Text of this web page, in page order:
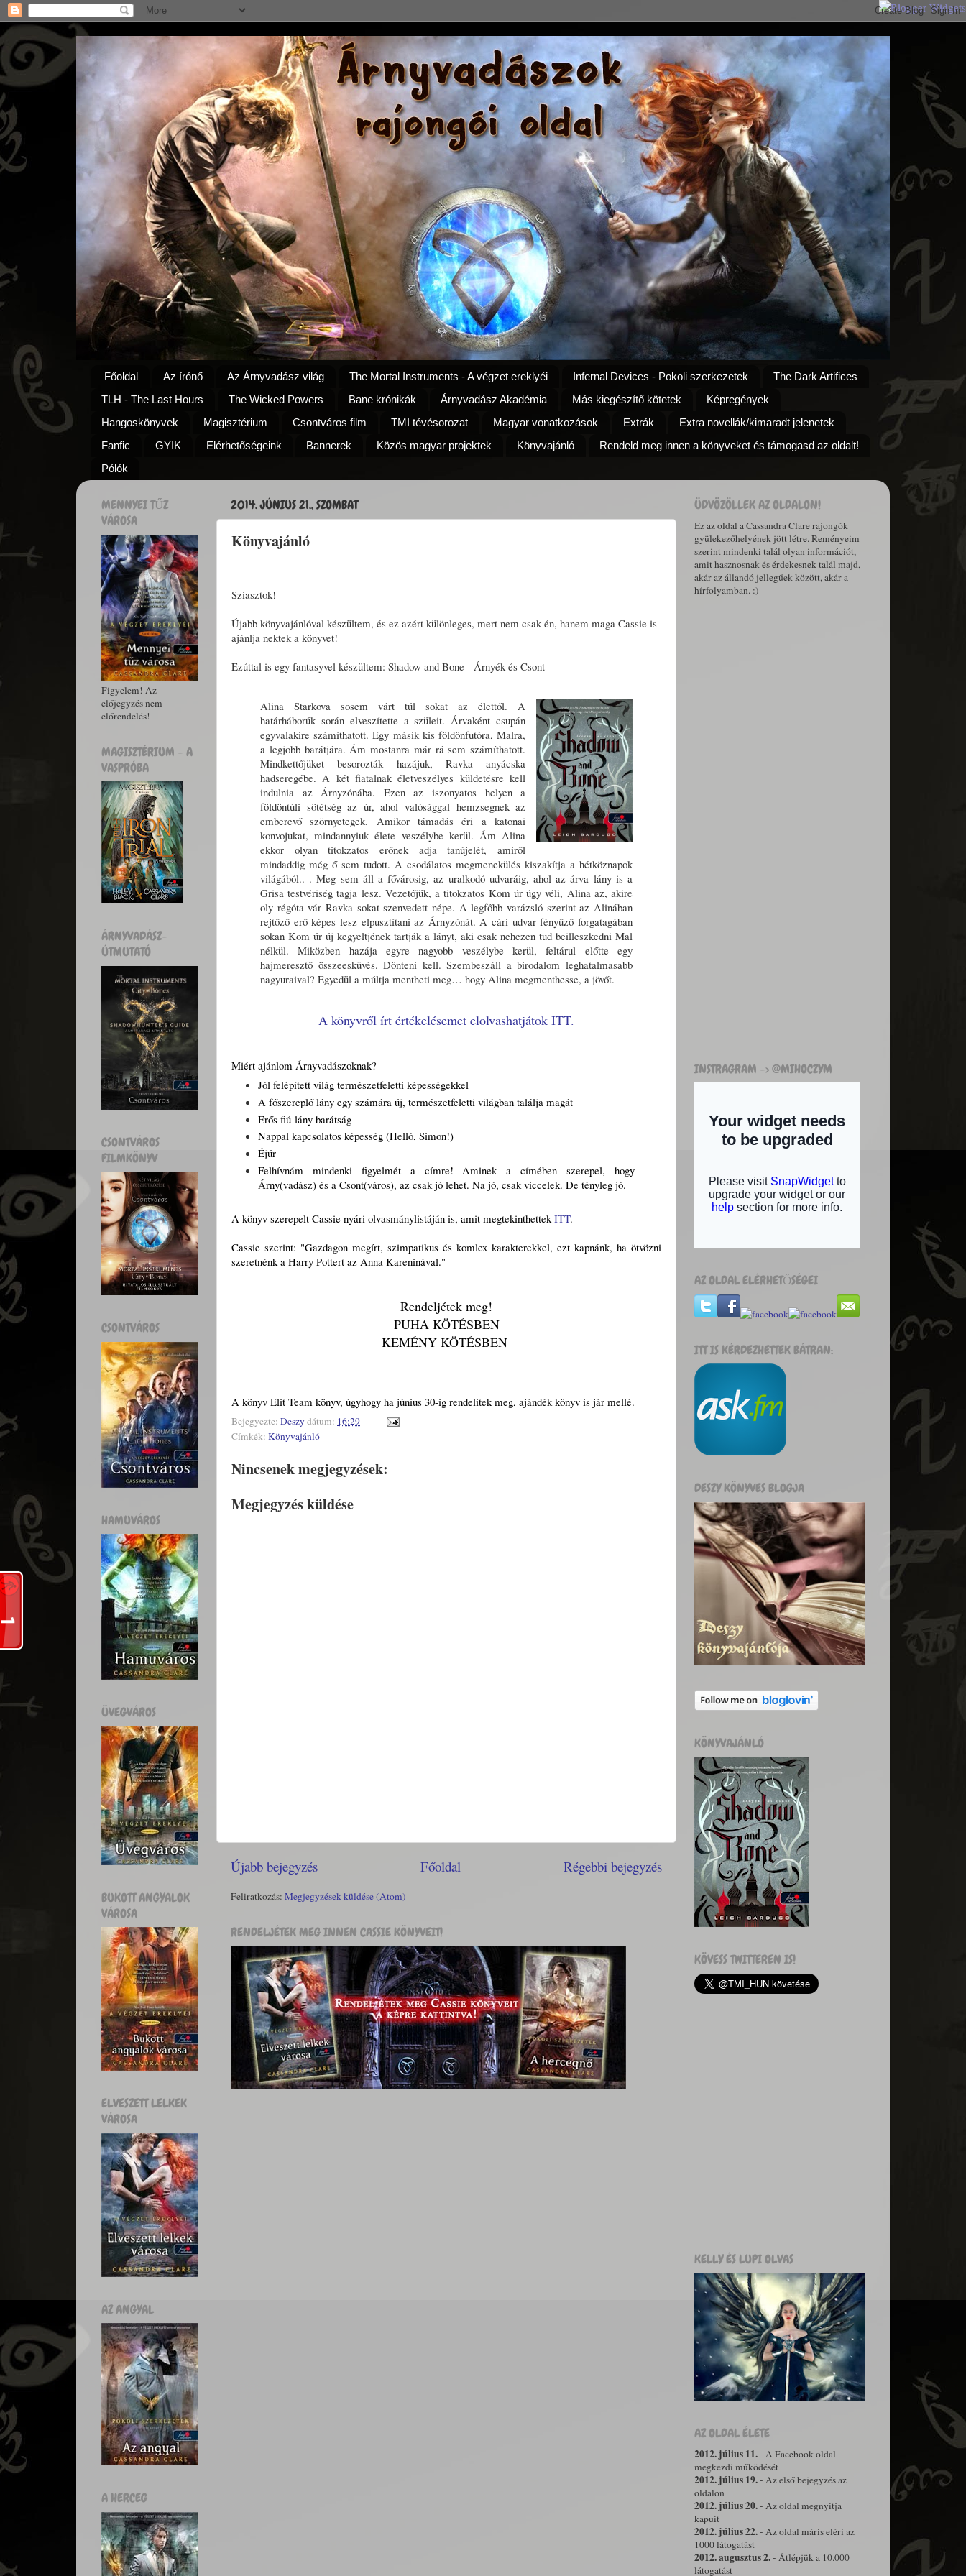
Főoldal Az írónő Az Árnyvadász világ The Mortal Instruments - A végzet ereklyéi Infernal Devices - Pokoli szerkezetek
The Dark Artifices
TLH - The Last Hours
The Wicked Powers Bane krónikák Árnyvadász Akadémia Más kiegészítő kötetek
Képregények
Hangoskönyvek
Magisztérium Csontváros film TMI tévésorozat Magyar vonatkozások Extrák
Extra novellák/kimaradt jelenetek
Fanfic
GYIK Elérhetőségeink Bannerek Közös magyar projektek Könyvajánló
Rendeld meg innen a könyveket és támogasd az oldalt!
Pólók
2014. JÚNIUS 21., SZOMBAT
Könyvajánló
Sziasztok!
Újabb könyvajánlóval készültem, és ez azért különleges, mert nem csak én, hanem maga Cassie is
ajánlja nektek a könyvet!
Ezúttal is egy fantasyvel készültem: Shadow and Bone - Árnyék és Csont
Alina Starkova sosem várt túl sokat az élettől. A
határháborúk során elveszítette a szüleit. Árvaként csupán
egyvalakire számíthatott. Egy másik kis földönfutóra, Malra,
a legjobb barátjára. Ám mostanra már rá sem számíthatott.
Mindkettőjüket besorozták hazájuk, Ravka anyácska
hadseregébe. A két fiatalnak életveszélyes küldetésre kell
indulnia az Árnyzónába. Ezen az iszonyatos helyen a
földöntúli sötétség az úr, ahol valósággal hemzsegnek az
emberevő szörnyetegek. Amikor támadás éri a katonai
konvojukat, mindannyiuk élete veszélybe kerül. Ám Alina
ekkor olyan titokzatos erőnek adja tanújelét, amiről
mindaddig még ő sem tudott. A csodálatos megmenekülés kiszakítja a hétköznapok
világából.. . Meg sem áll a fővárosig, az uralkodó udvaráig, ahol az árva lány is a
Grisa testvériség tagja lesz. Vezetőjük, a titokzatos Kom úr úgy véli, Alina az, akire
oly régóta vár Ravka sokat szenvedett népe. A legfőbb varázsló szerint az Alinában
rejtőző erő képes lesz elpusztítani az Árnyzónát. A cári udvar fényűző forgatagában
sokan Kom úr új kegyeltjének tartják a lányt, aki csak nehezen tud beilleszkedni Mal
nélkül. Miközben hazája egyre nagyobb veszélybe kerül, feltárul előtte egy
hajmeresztő összeesküvés. Dönteni kell. Szembeszáll a birodalom leghatalmasabb
nagyuraival? Egyedül a múltja mentheti meg… hogy Alina megmenthesse, a jövőt.
A könyvről írt értékelésemet elolvashatjátok ITT.
Miért ajánlom Árnyvadászoknak?
Jól felépített világ természetfeletti képességekkel
A főszereplő lány egy számára új, természetfeletti világban találja magát
Erős fiú-lány barátság
Nappal kapcsolatos képesség (Helló, Simon!)
Éjúr
Felhívnám mindenki figyelmét a címre! Aminek a címében szerepel, hogy
Árny(vadász) és a Csont(város), az csak jó lehet. Na jó, csak viccelek. De tényleg jó.
A könyv szerepelt Cassie nyári olvasmánylistáján is, amit megtekinthettekITT.
Cassie szerint: "Gazdagon megírt, szimpatikus és komlex karakterekkel, ezt kapnánk, ha ötvözni
szeretnénk a Harry Pottert az Anna Kareninával."
Rendeljétek meg!
PUHA KÖTÉSBEN
KEMÉNY KÖTÉSBEN
A könyv Elit Team könyv, úgyhogy ha június 30-ig rendelitek meg, ajándék könyv is jár mellé.
Bejegyezte: Deszydátum: 16:29
Címkék: Könyvajánló
Nincsenek megjegyzések:
Megjegyzés küldése
Újabb bejegyzés Régebbi bejegyzés
Főoldal
Feliratkozás: Megjegyzések küldése (Atom)
RENDELJÉTEK MEG INNEN CASSIE KÖNYVEIT!
MENNYEI TŰZ
VÁROSA
Figyelem! Az
előjegyzés nem
előrendelés!
MAGISZTÉRIUM - A
VASPRÓBA
ÁRNYVADÁSZ-
ÚTMUTATÓ
CSONTVÁROS
FILMKÖNYV
CSONTVÁROS
HAMUVÁROS
ÜVEGVÁROS
BUKOTT ANGYALOK
VÁROSA
ELVESZETT LELKEK
VÁROSA
AZ ANGYAL
A HERCEG
ÜDVÖZÖLLEK AZ OLDALON!
Ez az oldal a Cassandra Clare rajongók
gyülekezőhelyének jött létre. Reményeim
szerint mindenki talál olyan információt,
amit hasznosnak és érdekesnek talál majd,
akár az állandó jellegűek között, akár a
hírfolyamban. :)
INSTRAGRAM -> @MIHOCZYM
AZ OLDAL ELÉRHETŐSÉGEI
ITT IS KÉRDEZHETTEK BÁTRAN:
DESZY KÖNYVES BLOGJA
KÖNYVAJÁNLÓ
KÖVESS TWITTEREN IS!
KELLY ÉS LUPI OLVAS
AZ OLDAL ÉLETE
2012. július 11.- A Facebook oldal
megkezdi működését
2012. július 19.- Az első bejegyzés az
oldalon
2012. július 20.- Az oldal megnyitja
kapuit
2012. július 22.- Az oldal máris eléri az
1000 látogatást
2012. augusztus 2.- Átlépjük a 10.000
látogatást